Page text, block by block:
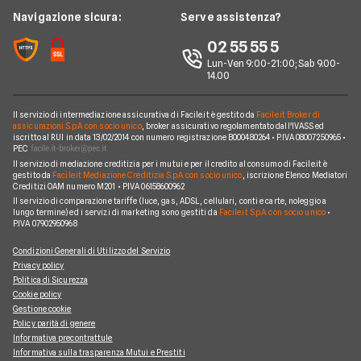
Facile.it Club
Lavora in Facile.it
Notizie Finanziamenti
Notizie Telefonia Mobile
Notizie TV a pagamento
Noleggio Lungo Termine Auto Elettriche
Notizie noleggio
Navigazione sicura: Serve assistenza?
02 55 55 5
Lun-Ven 9:00-21:00; Sab 9.00-
14.00
Il servizio di intermediazione assicurativa di Facile.it è gestito da Facile.it Broker di
assicurazioni S.p.A. con socio unico, broker assicurativo regolamentato dall'IVASS ed
iscritto al RUI in data 13/02/2014 con numero registrazione B000480264 • P.IVA 08007250965 •
PEC
Il servizio di mediazione creditizia per i mutui e per il credito al consumo di Facile.it è
gestito da Facile.it Mediazione Creditizia S.p.A. con socio unico, iscrizione Elenco Mediatori
Creditizi OAM numero M201 • P.IVA 06158600962
Il servizio di comparazione tariffe (luce, gas, ADSL, cellulari, conti e carte, noleggio a
lungo termine) ed i servizi di marketing sono gestiti da Facile.it S.p.A. con socio unico•
P.IVA 07902950968
Condizioni Generali di Utilizzo del Servizio
Privacy policy
Politica di Sicurezza
Cookie policy
Gestione cookie
Policy parità di genere
Informativa precontrattule
Informativa sulla trasparenza Mutui e Prestiti